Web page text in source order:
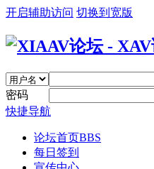
开启辅助访问 切换到宽版
密码
快捷导航
论坛首页BBS
每日签到